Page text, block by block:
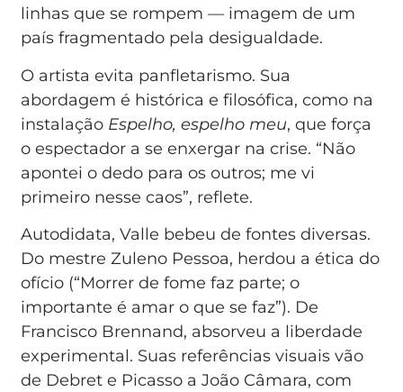
linhas que se rompem — imagem de um
país fragmentado pela desigualdade.
O artista evita panfletarismo. Sua
abordagem é histórica e filosófica, como na
instalação Espelho, espelho meu, que força
o espectador a se enxergar na crise. “Não
apontei o dedo para os outros; me vi
primeiro nesse caos”, reflete.
Autodidata, Valle bebeu de fontes diversas.
Do mestre Zuleno Pessoa, herdou a ética do
ofício (“Morrer de fome faz parte; o
importante é amar o que se faz”). De
Francisco Brennand, absorveu a liberdade
experimental. Suas referências visuais vão
de Debret e Picasso a João Câmara, com